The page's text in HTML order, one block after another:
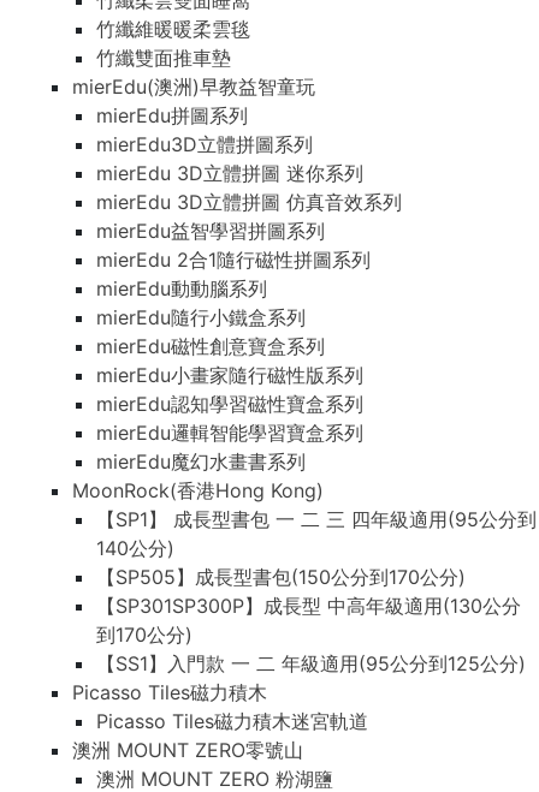
竹纖維暖暖柔雲毯
竹纖雙面推車墊
mierEdu(澳洲)早教益智童玩
mierEdu拼圖系列
mierEdu3D立體拼圖系列
mierEdu 3D立體拼圖 迷你系列
mierEdu 3D立體拼圖 仿真音效系列
mierEdu益智學習拼圖系列
mierEdu 2合1隨行磁性拼圖系列
mierEdu動動腦系列
mierEdu隨行小鐵盒系列
mierEdu磁性創意寶盒系列
mierEdu小畫家隨行磁性版系列
mierEdu認知學習磁性寶盒系列
mierEdu邏輯智能學習寶盒系列
mierEdu魔幻水畫書系列
MoonRock(香港Hong Kong)
【SP1】 成長型書包 一 二 三 四年級適用(95公分到
140公分)
【SP505】成長型書包(150公分到170公分)
【SP301SP300P】成長型 中高年級適用(130公分
到170公分)
【SS1】入門款 一 二 年級適用(95公分到125公分)
Picasso Tiles磁力積木
Picasso Tiles磁力積木迷宮軌道
澳洲 MOUNT ZERO零號山
澳洲 MOUNT ZERO 粉湖鹽